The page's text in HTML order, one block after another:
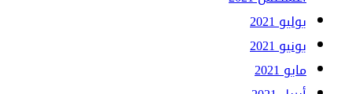
يوليو 2021
يونيو 2021
مايو 2021